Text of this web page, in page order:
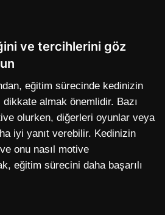
ve tercihlerini göz
eğitim sürecinde kedinizin
almak önemlidir. Bazı
olurken, diğerleri oyunlar veya
iyi yanıt verebilir. Kedinizin
onu nasıl motive
eğitim sürecini daha başarılı